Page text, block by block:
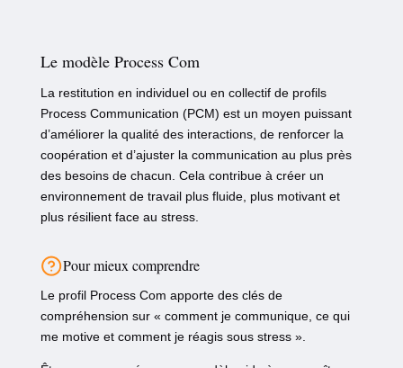
Le modèle Process Com
La restitution en individuel ou en collectif de profils
Process Communication (PCM) est un moyen puissant
d’améliorer la qualité des interactions, de renforcer la
coopération et d’ajuster la communication au plus près
des besoins de chacun. Cela contribue à créer un
environnement de travail plus fluide, plus motivant et
plus résilient face au stress.
Pour mieux comprendre
Le profil Process Com apporte des clés de
compréhension sur « comment je communique, ce qui
me motive et comment je réagis sous stress».